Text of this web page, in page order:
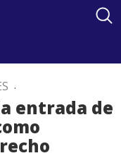
.
entrada de